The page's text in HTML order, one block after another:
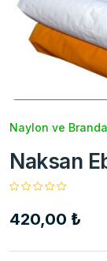
Naylon ve
Naksan
420,00 ₺